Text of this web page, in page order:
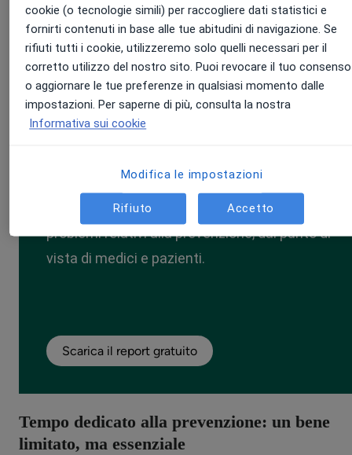
evidenze interessantiche possono guidare una riflessione
sull'utilizzo dei servizi digitaliper promuovere laprevenzione.
situazione in Italia?
Un quadro completo sulle prospettive e i
problemi relativi alla prevenzione, dal punto di
vista di medici e pazienti.
Scarica il report gratuito
Tempo dedicato alla prevenzione: un bene
limitato, ma essenziale
cookie (o tecnologie simili) per raccogliere dati statistici e
fornirti contenuti in base alle tue abitudini di navigazione. Se
rifiuti tutti i cookie, utilizzeremo solo quelli necessari per il
corretto utilizzo del nostro sito. Puoi revocare il tuo consenso
o aggiornare le tue preferenze in qualsiasi momento dalle
impostazioni. Per saperne di più, consulta la nostra
Informativa sui cookie
Modifica le impostazioni
Rifiuto Accetto